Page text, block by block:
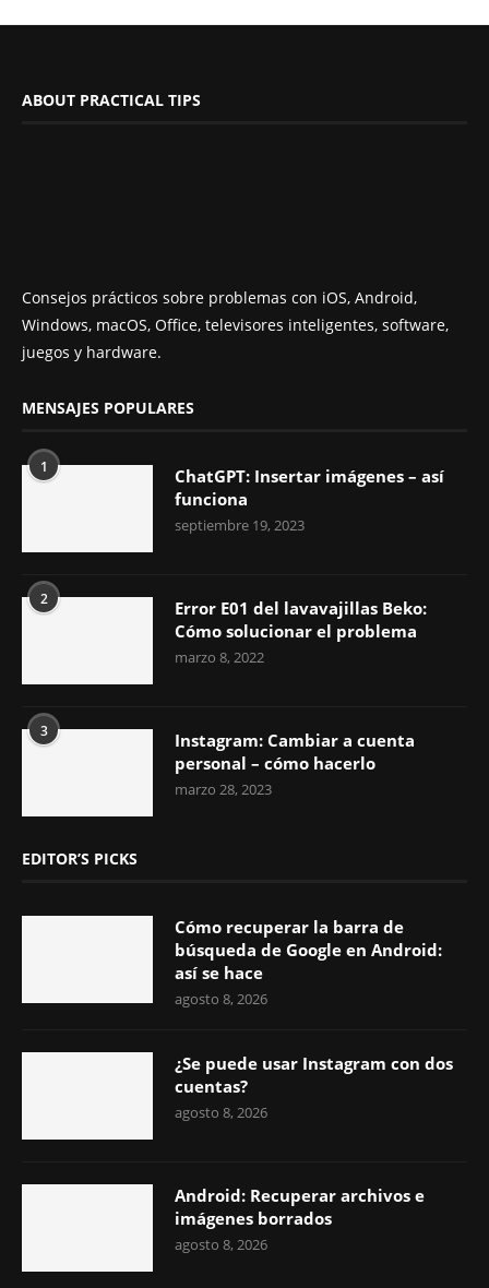
ABOUT PRACTICAL TIPS
Consejos prácticos sobre problemas con iOS, Android,
Windows, macOS, Office, televisores inteligentes, software,
juegos y hardware.
MENSAJES POPULARES
1
ChatGPT: Insertar imágenes – así
funciona
septiembre 19, 2023
2
Error E01 del lavavajillas Beko:
Cómo solucionar el problema
marzo 8, 2022
3
Instagram: Cambiar a cuenta
personal – cómo hacerlo
marzo 28, 2023
EDITOR’S PICKS
Cómo recuperar la barra de
búsqueda de Google en Android:
así se hace
agosto 8, 2026
¿Se puede usar Instagram con dos
cuentas?
agosto 8, 2026
Android: Recuperar archivos e
imágenes borrados
agosto 8, 2026